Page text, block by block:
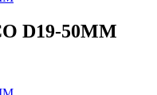
D19-50MM